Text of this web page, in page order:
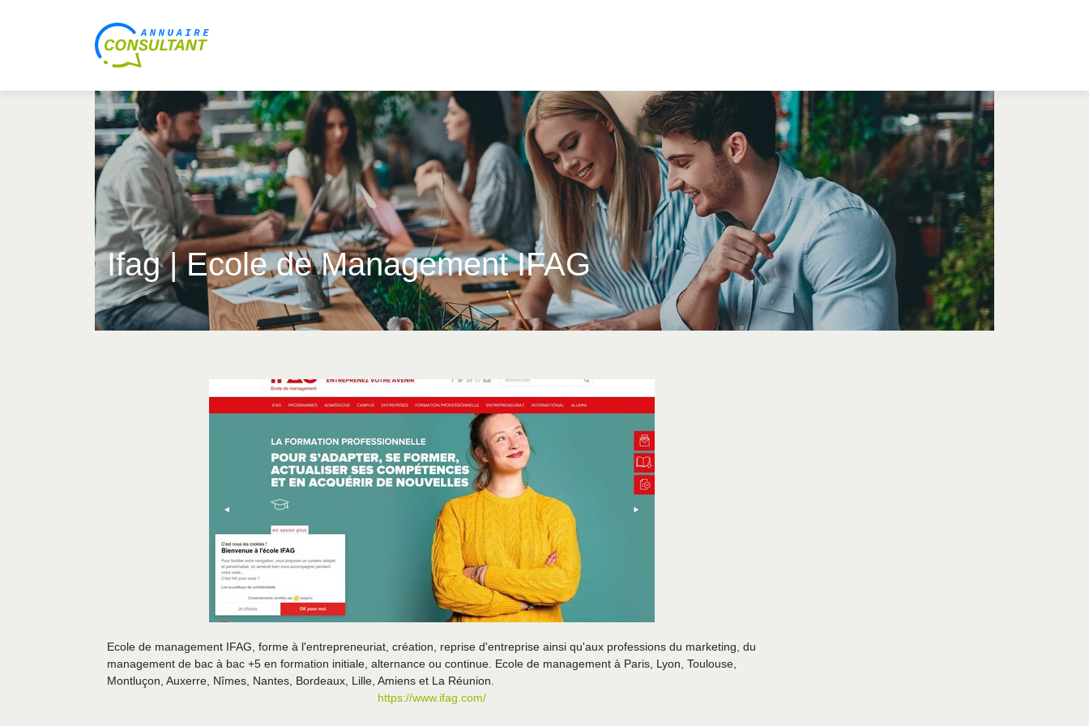
Ifag | Ecole de Management IFAG
Ecole de management IFAG, forme à l'entrepreneuriat, création, reprise d'entreprise ainsi qu'aux professions du marketing, du
management de bac à bac +5 en formation initiale, alternance ou continue. Ecole de management à Paris, Lyon, Toulouse,
Montluçon, Auxerre, Nîmes, Nantes, Bordeaux, Lille, Amiens et La Réunion.
https://www.ifag.com/